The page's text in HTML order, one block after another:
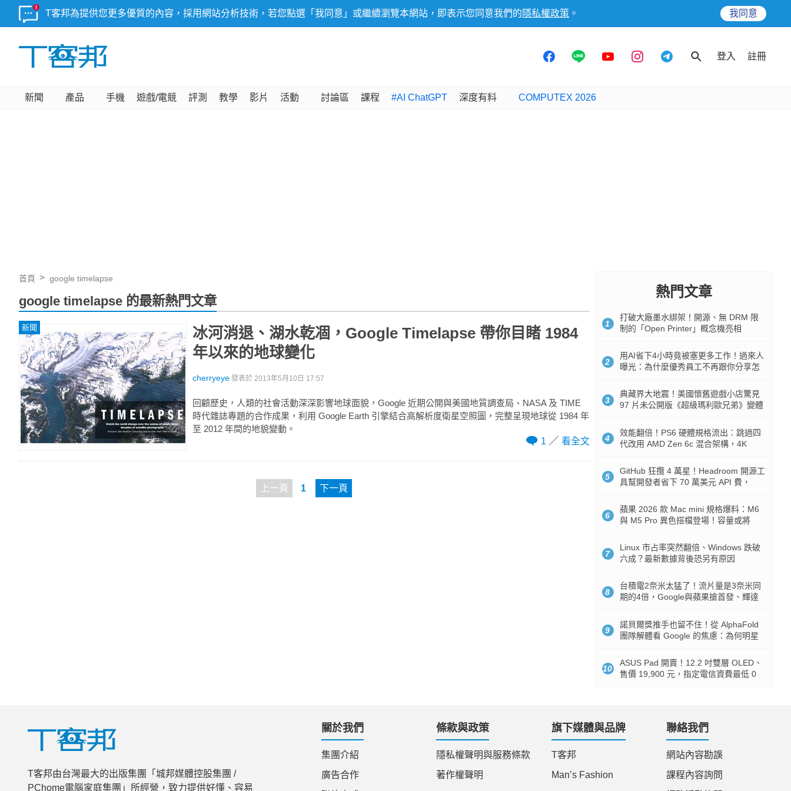
T客邦為提供您更多優質的內容，採用網站分析技術，若您點選「我同意」或繼續瀏覽本網站，即表示您同意我們的 隱私權政策 。 我同意
登入 註冊
新聞 產品 手機 遊戲/電競 評測 教學 影片 活動 討論區 課程 #AI ChatGPT 深度有料 COMPUTEX 2026
首頁 google timelapse
google timelapse 的最新熱門文章
新聞
冰河消退、湖水乾凅，Google Timelapse 帶你目睹 1984
年以來的地球變化
cherryeye 發表於 2013年5月10日 17:57
回顧歷史，人類的社會活動深深影響地球面貌，Google 近期公開與美國地質調查局、NASA 及 TIME
時代雜誌專題的合作成果，利用 Google Earth 引擎結合高解析度衛星空照圖，完整呈現地球從 1984 年
至 2012 年間的地貌變動。
1
看全文
上一頁 1 下一頁
熱門文章
1
打破大廠墨水綁架！開源、無 DRM 限
制的「Open Printer」概念機亮相
2
用AI省下4小時竟被塞更多工作！過來人
曝光：為什麼優秀員工不再跟你分享怎
3
典藏界大地震！美國懷舊遊戲小店驚見
97 片未公開版《超級瑪利歐兄弟》變體
4
效能翻倍！PS6 硬體規格流出：跳過四
代改用 AMD Zen 6c 混合架構，4K
5
GitHub 狂攬 4 萬星！Headroom 開源工
具幫開發者省下 70 萬美元 API 費，
6
蘋果 2026 款 Mac mini 規格爆料：M6
與 M5 Pro 異色搭檔登場！容量或將
7
Linux 市占率突然翻倍、Windows 跌破
六成？最新數據背後恐另有原因
8
台積電2奈米太猛了！流片量是3奈米同
期的4倍，Google與蘋果搶首發、輝達
9
諾貝爾獎推手也留不住！從 AlphaFold
團隊解體看 Google 的焦慮：為何明星
10
ASUS Pad 開賣！12.2 吋雙層 OLED、
售價 19,900 元，指定電信資費最低 0
T客邦由台灣最大的出版集團「城邦媒體控股集團 /
PChome電腦家庭集團」所經營，致力提供好懂、容易
關於我們
集團介紹
廣告合作
條款與政策
隱私權聲明與服務條款
著作權聲明
旗下媒體與品牌
T客邦
Man’s Fashion
聯絡我們
網站內容勘誤
課程內容詢問